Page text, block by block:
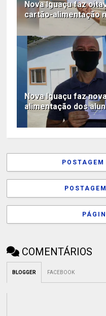
Nova Iguaçu faz
cartão-alimentação
Nova Iguaçu faz
alimentação dos
COMENTÁRIOS
BLOGGER FACEBOOK